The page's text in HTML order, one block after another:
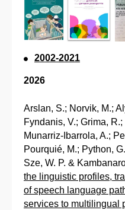
2002-2021
2026
Arslan, S.; Norvik, M.;
Fyndanis, V.; Grima,
Munarriz-Ibarrola, A.;
Pourquié, M.; Python,
Sze, W. P. &
the linguistic profiles,
of speech language
services to multilingual